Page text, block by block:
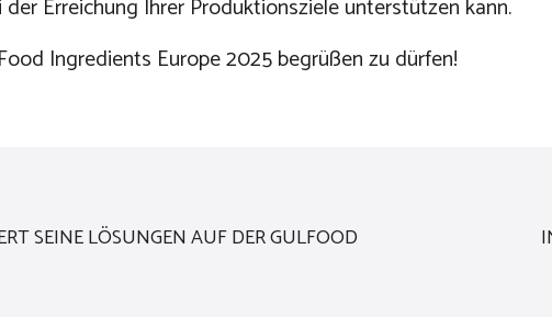
Erreichung Ihrer Produktionsziele unterstützen kann.
Ingredients Europe 2025 begrüßen zu dürfen!
SEINE LÖSUNGEN AUF DER GULFOOD